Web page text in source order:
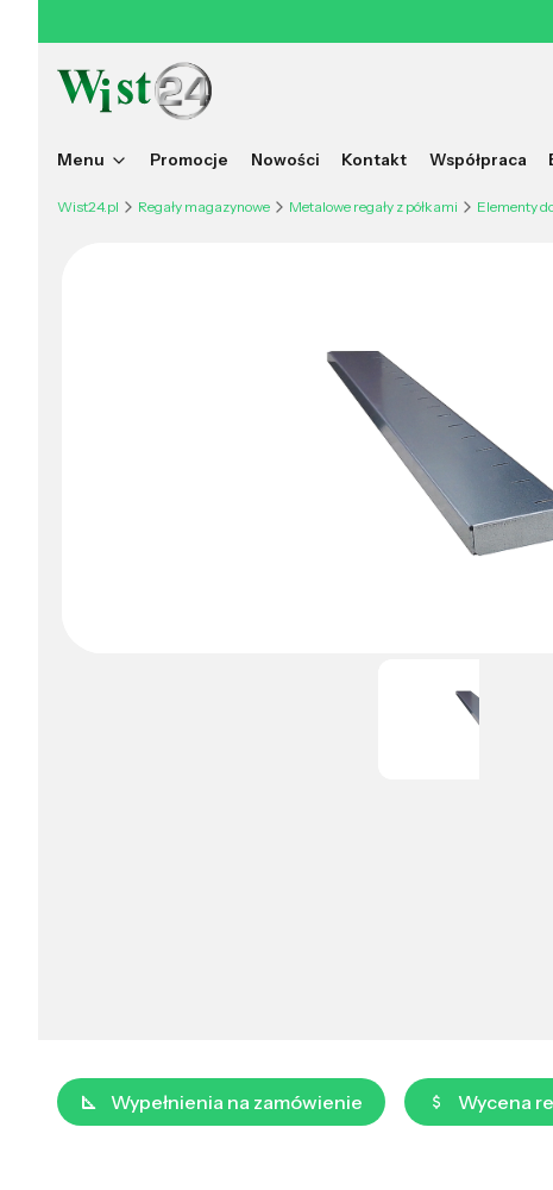
Menu Promocje Nowości Kontakt Współpraca
Wist24.pl Regały magazynowe Metalowe regały z półkami Elementy
Wypełnienia na zamówienie Wycena